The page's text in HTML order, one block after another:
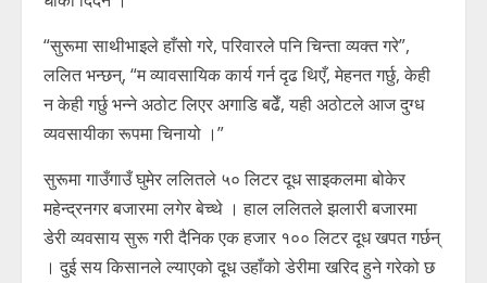
“सुरूमा साथीभाइले हाँसो गरे, परिवारले पनि चिन्ता व्यक्त गरे”,
ललित भन्छन्, “म व्यावसायिक कार्य गर्न दृढ थिएँ, मेहनत गर्छु, केही
न केही गर्छु भन्ने अठोट लिएर अगाडि बढेँ, यही अठोटले आज दुग्ध
व्यवसायीका रूपमा चिनायो ।”
सुरूमा गाउँगाउँ घुमेर ललितले ५० लिटर दूध साइकलमा बोकेर
महेन्द्रनगर बजारमा लगेर बेच्थे । हाल ललितले झलारी बजारमा
डेरी व्यवसाय सुरू गरी दैनिक एक हजार १०० लिटर दूध खपत गर्छन्
। दुई सय किसानले ल्याएको दूध उहाँको डेरीमा खरिद हुने गरेको छ